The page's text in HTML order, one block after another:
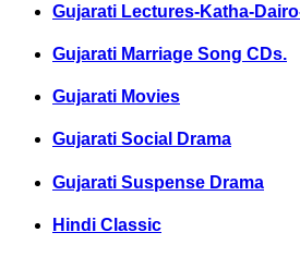
Gujarati Lectures-Katha-
Gujarati Marriage Song CDs.
Gujarati Movies
Gujarati Social Drama
Gujarati Suspense Drama
Hindi Classic